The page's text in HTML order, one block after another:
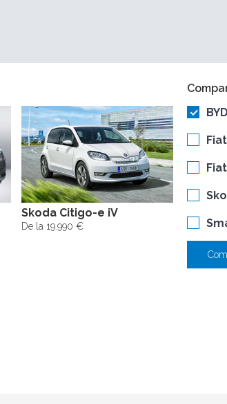
Skoda Citigo-e iV
De la 19.990 €